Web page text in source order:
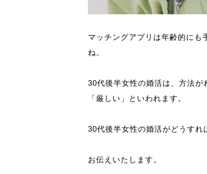
マッチングアプリは年齢的にも
ね。
30代後半女性の婚活は、方法
「厳しい」といわれます。
30代後半女性の婚活がどうすれ
お伝えいたします。